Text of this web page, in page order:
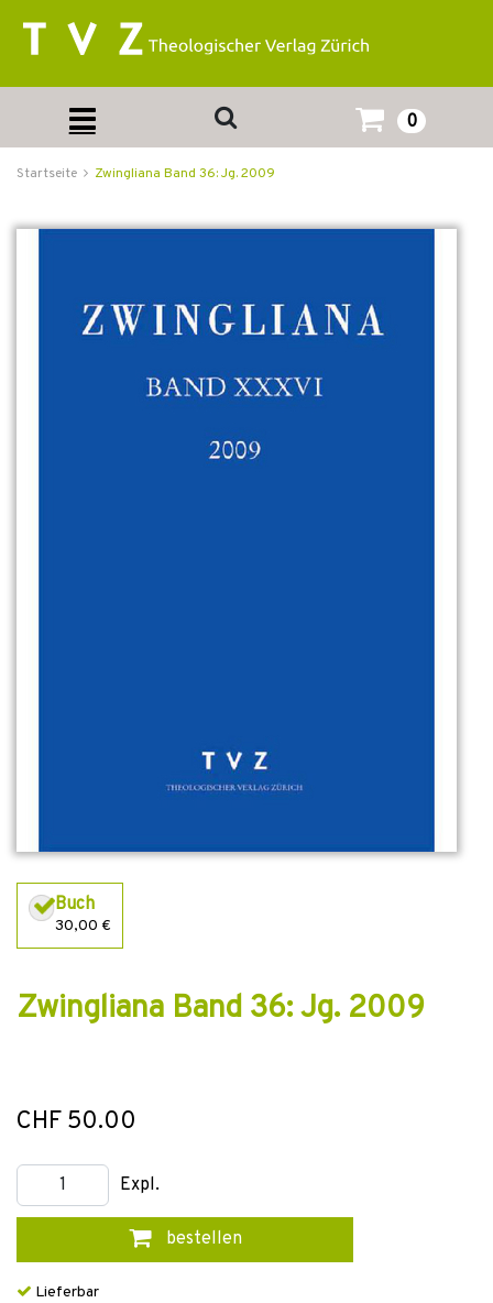
0
Startseite Zwingliana Band 36: Jg. 2009
Buch
30,00 €
Zwingliana Band 36: Jg. 2009
CHF 50.00
Expl.
bestellen
Lieferbar